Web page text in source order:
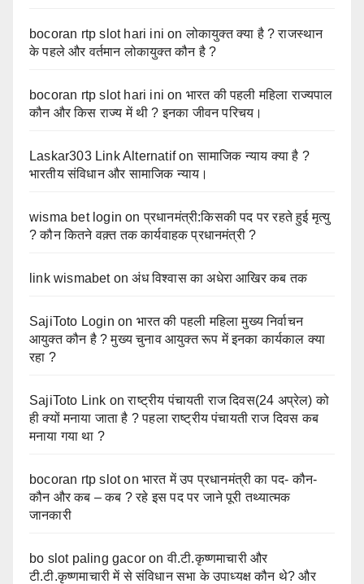
bocoran rtp slot hari ini onलोकायुक्त क्या है ? राजस्थान
के पहले और वर्तमान लोकायुक्त कौन है ?
bocoran rtp slot hari ini on भारत की पहली महिला राज्यपाल
कौन और किस राज्य में थी ? इनका जीवन परिचय।
Laskar303 Link Alternatifonसामाजिक न्याय क्या है ?
भारतीय संविधान और सामाजिक न्याय।
wisma bet login onप्रधानमंत्री:किसकी पद पर रहते हुई मृत्यु
? कौन कितने वक़्त तक कार्यवाहक प्रधानमंत्री ?
link wismabetonअंध विश्वास का अधेरा आखिर कब तक
SajiToto Login on भारत की पहली महिला मुख्य निर्वाचन
आयुक्त कौन है ? मुख्य चुनाव आयुक्त रूप में इनका कार्यकाल क्या
रहा ?
SajiToto Link onराष्ट्रीय पंचायती राज दिवस(24 अप्रेल) को
ही क्यों मनाया जाता है ? पहला राष्ट्रीय पंचायती राज दिवस कब
मनाया गया था ?
bocoran rtp slotonभारत में उप प्रधानमंत्री का पद- कौन-
कौन और कब – कब ? रहे इस पद पर जाने पूरी तथ्यात्मक
जानकारी
bo slot paling gacor onवी.टी.कृष्णमाचारी और
टी.टी.कृष्णमाचारी में से संविधान सभा के उपाध्यक्ष कौन थे? और